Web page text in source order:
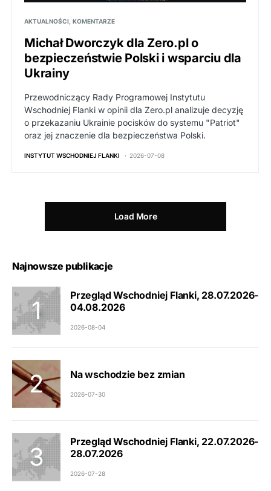
AKTUALNOŚCI KOMENTARZE
Michał Dworczyk dla Zero.pl o
bezpieczeństwie Polski i wsparciu dla
Ukrainy
Przewodniczący Rady Programowej Instytutu
Wschodniej Flanki w opinii dla Zero.pl analizuje decyzję
o przekazaniu Ukrainie pocisków do systemu "Patriot"
oraz jej znaczenie dla bezpieczeństwa Polski.
INSTYTUT WSCHODNIEJ FLANKI 2026-07-08
Load More
Najnowsze publikacje
Przegląd Wschodniej Flanki, 28.07.2026-
04.08.2026
2026-08-04
Na wschodzie bez zmian
2026-07-30
Przegląd Wschodniej Flanki, 22.07.2026-
28.07.2026
2026-07-28